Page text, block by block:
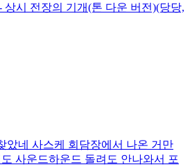
상시 전장의 기개(톤 다운 버전)(당당,
았네 사스케 회담장에서 나온 거만
사운드하운드 돌려도 안나와서 포